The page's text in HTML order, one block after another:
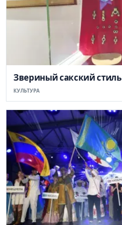
Звериный сакский стиль
КУЛЬТУРА